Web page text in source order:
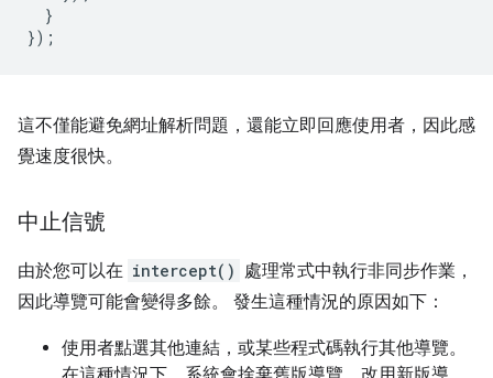
}
});
這不僅能避免網址解析問題，還能立即回應使用者，因此感
覺速度很快。
中止信號
由於您可以在 intercept() 處理常式中執行非同步作業，
因此導覽可能會變得多餘。 發生這種情況的原因如下：
使用者點選其他連結，或某些程式碼執行其他導覽。